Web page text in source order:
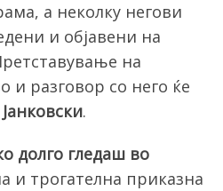
а неколку негови
и објавени на
на
и разговор со него ќе
.
долго гледаш во
и трогателна приказна